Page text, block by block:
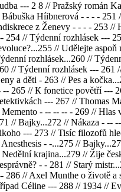
--- 2 8 // Pražský román
Bábuška Híibnerová - - - - 251
z Ženevy - - - - 253 //
254 // Týdenní rozhlásek ---
// Udělejte aspoň
rozhlásek...260 //
// Týdenní rozhlásek --- 261
a děti - 263 // Pes a
-- 265 // К fonetice povětří ---
--- 267 // Thomas
Memento - -- -- -- - 269 // Hlas
// Bajky...272 // Nákaza - --
--- 273 // Tisíc filozofů
Anesthesis - -...275 //
Nedělní krajina...279 // Žije
- - 281 // Starý
286 // Axel Munthe o životě a
Céline --- 288 // 1934 //